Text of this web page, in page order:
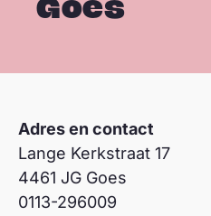
Adres en contact
Lange Kerkstraat 17
4461 JG Goes
0113-296009